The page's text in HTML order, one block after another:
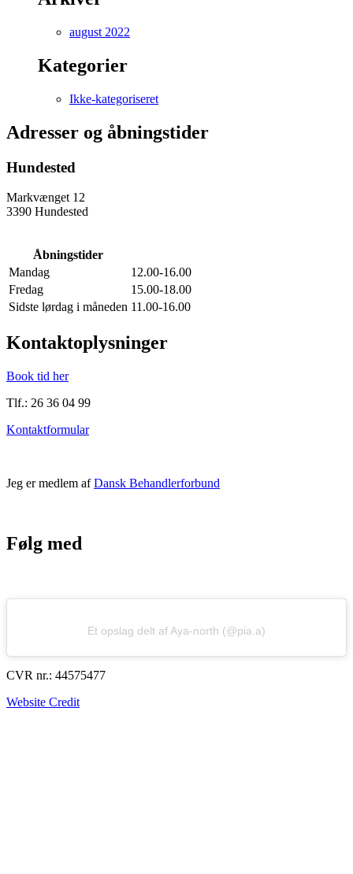
august 2022
Kategorier
Ikke-kategoriseret
Adresser og åbningstider
Hundested
Markvænget 12
3390 Hundested
Åbningstider
Mandag
12.00-16.00
Fredag
15.00-18.00
Sidste lørdag i måneden 11.00-16.00
Kontaktoplysninger
Book tid her
Tlf.: 26 36 04 99
Kontaktformular
Jeg er medlem afDansk Behandlerforbund
Følg med
Et opslag delt af Aya-north (@pia.a)
CVR nr.: 44575477
Website Credit